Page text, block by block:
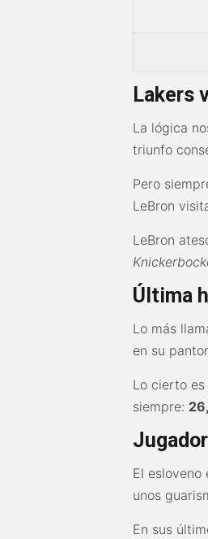
Lakers
La lógica
triunfo
Pero
LeBron
LeBron
Última
Lo más
en su
Lo cierto
siempre:
El
unos
En sus